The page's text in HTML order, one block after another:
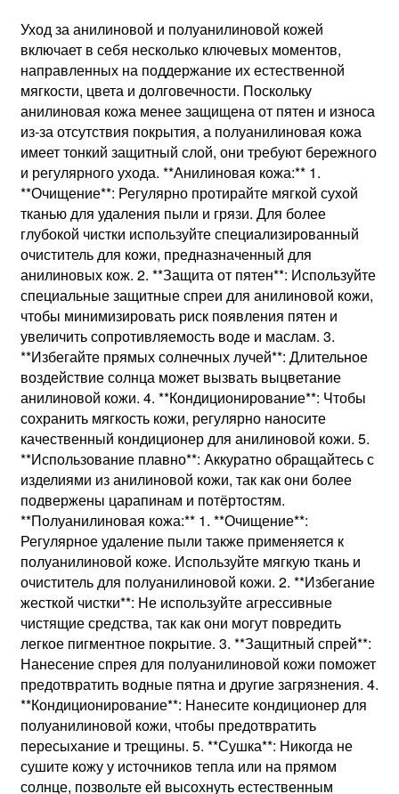
Уход за анилиновой и полуанилиновой кожей
включает в себя несколько ключевых моментов,
направленных на поддержание их естественной
мягкости, цвета и долговечности. Поскольку
анилиновая кожа менее защищена от пятен и износа
из-за отсутствия покрытия, а полуанилиновая кожа
имеет тонкий защитный слой, они требуют бережного
и регулярного ухода. **Анилиновая кожа:** 1.
**Очищение**: Регулярно протирайте мягкой сухой
тканью для удаления пыли и грязи. Для более
глубокой чистки используйте специализированный
очиститель для кожи, предназначенный для
анилиновых кож. 2. **Защита от пятен**: Используйте
специальные защитные спреи для анилиновой кожи,
чтобы минимизировать риск появления пятен и
увеличить сопротивляемость воде и маслам. 3.
**Избегайте прямых солнечных лучей**: Длительное
воздействие солнца может вызвать выцветание
анилиновой кожи. 4. **Кондиционирование**: Чтобы
сохранить мягкость кожи, регулярно наносите
качественный кондиционер для анилиновой кожи. 5.
**Использование плавно**: Аккуратно обращайтесь с
изделиями из анилиновой кожи, так как они более
подвержены царапинам и потёртостям.
**Полуанилиновая кожа:** 1. **Очищение**:
Регулярное удаление пыли также применяется к
полуанилиновой коже. Используйте мягкую ткань и
очиститель для полуанилиновой кожи. 2. **Избегание
жесткой чистки**: Не используйте агрессивные
чистящие средства, так как они могут повредить
легкое пигментное покрытие. 3. **Защитный спрей**:
Нанесение спрея для полуанилиновой кожи поможет
предотвратить водные пятна и другие загрязнения. 4.
**Кондиционирование**: Нанесите кондиционер для
полуанилиновой кожи, чтобы предотвратить
пересыхание и трещины. 5. **Сушка**: Никогда не
сушите кожу у источников тепла или на прямом
солнце, позвольте ей высохнуть естественным